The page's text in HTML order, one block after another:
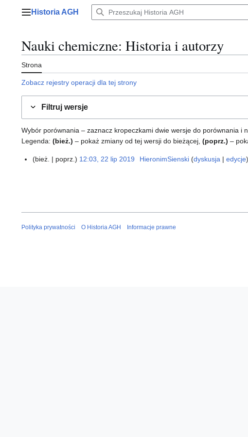
Menu główne
Historia AGH
Nauki chemiczne: Historia i autorzy
Strona
Zobacz rejestry operacji dla tej strony
Filtruj wersje
Wybór porównania – zaznacz kropeczkami dwie wersje do porównania i
Legenda: (bież.) – pokaż zmiany od tej wersji do bieżącej, (poprz.) –
2
2
0
bież. poprz. 12:03, 22 lip 2019 HieronimSienski dyskusja edycje
Polityka prywatności O Historia AGH Informacje prawne